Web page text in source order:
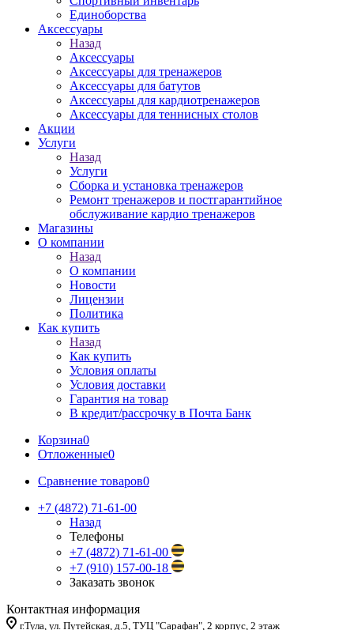
Единоборства
Аксессуары
Назад
Аксессуары
Аксессуары для тренажеров
Аксессуары для батутов
Аксессуары для кардиотренажеров
Аксессуары для теннисных столов
Акции
Услуги
Назад
Услуги
Сборка и установка тренажеров
Ремонт тренажеров и постгарантийное
обслуживание кардио тренажеров
Магазины
О компании
Назад
О компании
Новости
Лицензии
Политика
Как купить
Назад
Как купить
Условия оплаты
Условия доставки
Гарантия на товар
В кредит/рассрочку в Почта Банк
Корзина0
Отложенные0
Сравнение товаров0
+7 (4872) 71-61-00
Назад
Телефоны
+7 (4872) 71-61-00
+7 (910) 157-00-18
Заказать звонок
Контактная информация
г.Тула, ул. Путейская, д.5, ТУЦ "Сарафан", 2 корпус, 2 этаж